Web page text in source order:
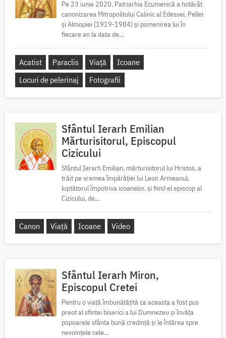
Pe 23 iunie 2020, Patriarhia Ecumenică a hotărât
canonizarea Mitropolitului Calinic al Edessei, Pellei
și Almopiei (1919-1984) și pomenirea lui în
fiecare an la data de...
Acatist Paraclis Viață
Icoane
Locuri de pelerinaj
Fotografii
Sfântul Ierarh Emilian
Mărturisitorul, Episcopul
Cizicului
Sfântul Ierarh Emilian, mărturisitorul lui Hristos, a
trăit pe vremea împărăției lui Leon Armeanul,
luptătorul împotriva icoanelor, și fiind el episcop al
Cizicului, de...
Canon Viață Icoane Video
Sfântul Ierarh Miron,
Episcopul Cretei
Pentru o viață îmbunătățită ca aceasta a fost pus
preot al sfintei biserici a lui Dumnezeu și învăța
popoarele sfânta bună credință și le întărea spre
nevoințele cele...